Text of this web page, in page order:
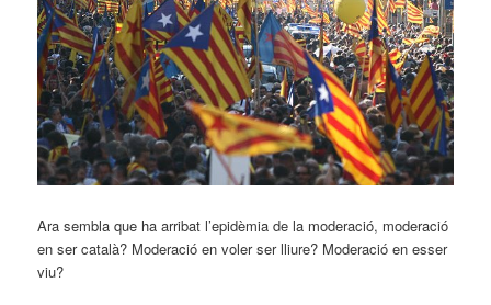
Ara sembla que ha arribat l’epidèmia de la moderació, moderació
en ser català? Moderació en voler ser lliure? Moderació en esser
viu?